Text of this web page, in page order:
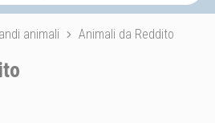
animali Animali da Reddito